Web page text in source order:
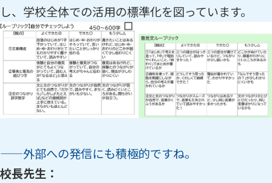
し、学校全体での活用の標準化を図っています。
——外部への発信にも積極的ですね。
校長先生：